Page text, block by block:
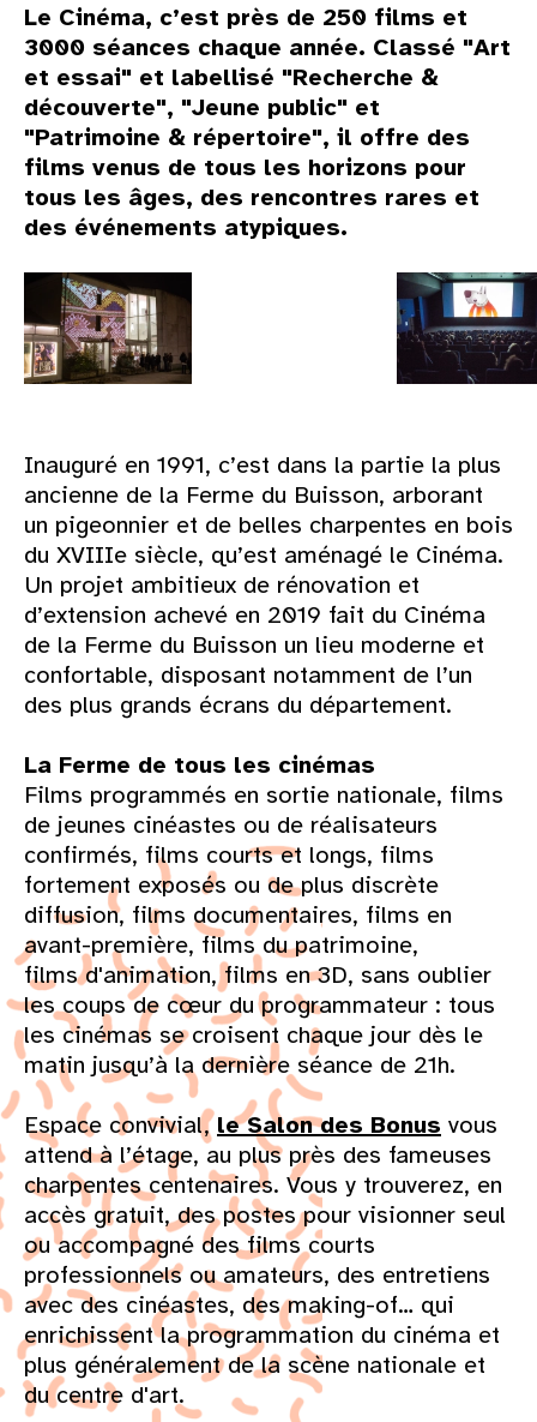
Le Cinéma, c’est près de 250 films et
3000 séances chaque année. Classé "Art
et essai" et labellisé "Recherche &
découverte", "Jeune public" et
"Patrimoine & répertoire", il offre des
films venus de tous les horizons pour
tous les âges, des rencontres rares et
des événements atypiques.
Inauguré en 1991, c’est dans la partie la plus
ancienne de la Ferme du Buisson, arborant
un pigeonnier et de belles charpentes en bois
du XVIIIe siècle, qu’est aménagé le Cinéma.
Un projet ambitieux de rénovation et
d’extension achevé en 2019 fait du Cinéma
de la Ferme du Buisson un lieu moderne et
confortable, disposant notamment de l’un
des plus grands écrans du département.
La Ferme de tous les cinémas
Films programmés en sortie nationale, films
de jeunes cinéastes ou de réalisateurs
confirmés, films courts et longs, films
fortement exposés ou de plus discrète
diffusion, films documentaires, films en
avant-première, films du patrimoine,
films d'animation, films en 3D, sans oublier
les coups de cœur du programmateur : tous
les cinémas se croisent chaque jour dès le
matin jusqu’à la dernière séance de 21h.
Espace convivial,le Salon des Bonus vous
attend à l’étage, au plus près des fameuses
charpentes centenaires. Vous y trouverez, en
accès gratuit, des postes pour visionner seul
ou accompagné des films courts
professionnels ou amateurs, des entretiens
avec des cinéastes, des making-of… qui
enrichissent la programmation du cinéma et
plus généralement de la scène nationale et
du centre d'art.